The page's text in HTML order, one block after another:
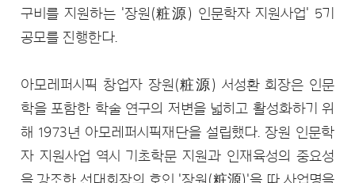
구비를 지원하는 '장원(粧源) 인문학자 지원사업' 5기
공모를 진행한다.
아모레퍼시픽 창업자 장원(粧源) 서성환 회장은 인문
학을 포함한 학술 연구의 저변을 넓히고 활성화하기 위
해 1973년 아모레퍼시픽재단을 설립했다. 장원 인문학
자 지원사업 역시 기초학문 지원과 인재육성의 중요성
을 강조한 선대회장의 호인 '장원(粧源)'을 따 사업명을